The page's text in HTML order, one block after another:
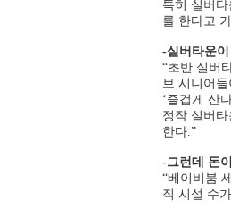
특히 실버
를 한다고
-실버타운
“초반 실버
브 시니어
‘즐겁게 산
정작 실버
한다.”
-그런데 돈
“베이비붐
직 시설 수